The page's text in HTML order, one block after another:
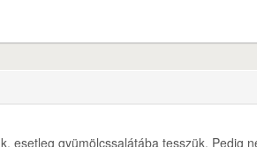
esetleg gyümölcssalátába tesszük. Pedig